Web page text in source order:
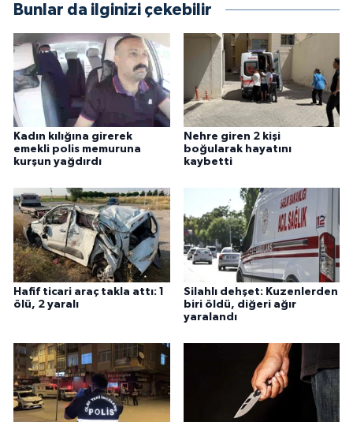
Bunlar da ilginizi çekebilir
Kadın kılığına girerek
emekli polis memuruna
kurşun yağdırdı
Nehre giren 2 kişi
boğularak hayatını
kaybetti
Hafif ticari araç takla attı: 1
ölü, 2 yaralı
Silahlı dehşet: Kuzenlerden
biri öldü, diğeri ağır
yaralandı